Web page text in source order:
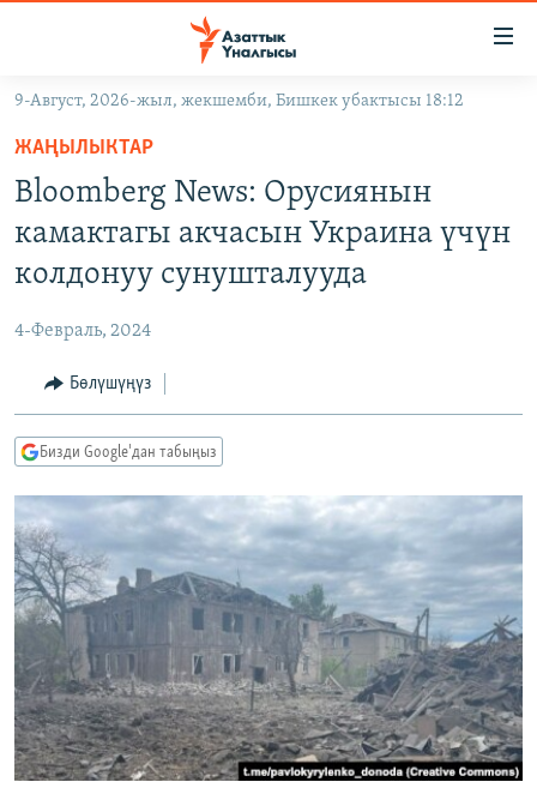
Навигацияга
өтүңүз
Издөөгө
салыңыз
КЫРГЫЗСТАН
МАДАНИЯТ
ТВ ПРОГРАММАЛАР
БҮГҮН АЗАТТЫКТА
ДАНИСТЕ
ЭЖЕ-СИҢДИЛЕР
АЗАТТЫК+
ЫҢГАЙСЫЗ СУРООЛОР
ПОДКАСТ
Русский
ОНЛАЙН ШЕРИНЕ
ЭЕ/АРнун бардык сайттары
9-Август, 2026-жыл, жекшемби, Бишкек убактысы 18:12
ЖАҢЫЛЫКТАР
Bloomberg News: Орусиянын
камактагы акчасын Украина үчүн
колдонуу сунушталууда
4-Февраль, 2024
Бөлүшүңүз
Бизди Google'дан табыңыз